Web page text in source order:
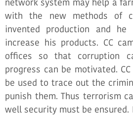
with the new methods of
invented production and
increase his products. CC
offices so that corruption
progress can be motivated.
be used to trace out the
punish them. Thus terrorism
well security must be ensured.